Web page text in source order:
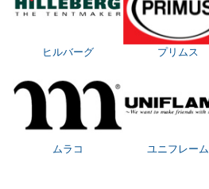
ヒルバーグ プリムス
ムラコ ユニフレーム